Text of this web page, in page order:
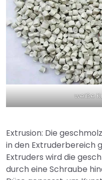
weiße
Extrusion: Die
in den Extruderbereich
Extruders wird die
durch eine Schraube